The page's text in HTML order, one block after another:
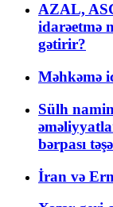
AZAL,
idarəetmə
gətirir?
Məhkəmə
Sülh
bərpası
İran və